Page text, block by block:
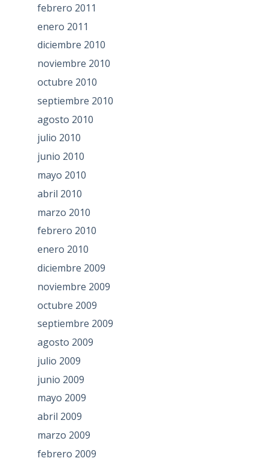
febrero 2011
enero 2011
diciembre 2010
noviembre 2010
octubre 2010
septiembre 2010
agosto 2010
julio 2010
junio 2010
mayo 2010
abril 2010
marzo 2010
febrero 2010
enero 2010
diciembre 2009
noviembre 2009
octubre 2009
septiembre 2009
agosto 2009
julio 2009
junio 2009
mayo 2009
abril 2009
marzo 2009
febrero 2009